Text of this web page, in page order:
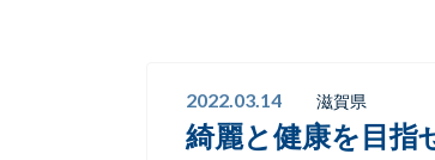
2022.03.14 滋賀県
綺麗と健康を目指